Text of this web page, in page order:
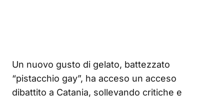
Un nuovo gusto di gelato, battezzato
“pistacchio gay”, ha acceso un acceso
dibattito a Catania, sollevando critiche e